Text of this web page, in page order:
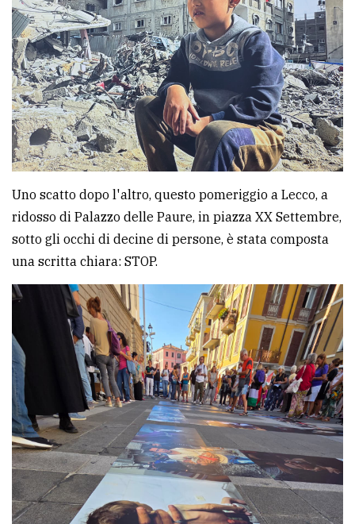
Uno scatto dopo l'altro, questo pomeriggio a Lecco, a
ridosso di Palazzo delle Paure, in piazza XX Settembre,
sotto gli occhi di decine di persone, è stata composta
una scritta chiara: STOP.